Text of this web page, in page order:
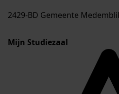
2429-BD Gemeente
Mijn Studiezaal